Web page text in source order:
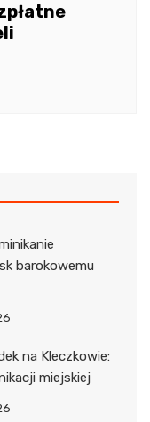
barokowemu
na Kleczkowie:
miejskiej